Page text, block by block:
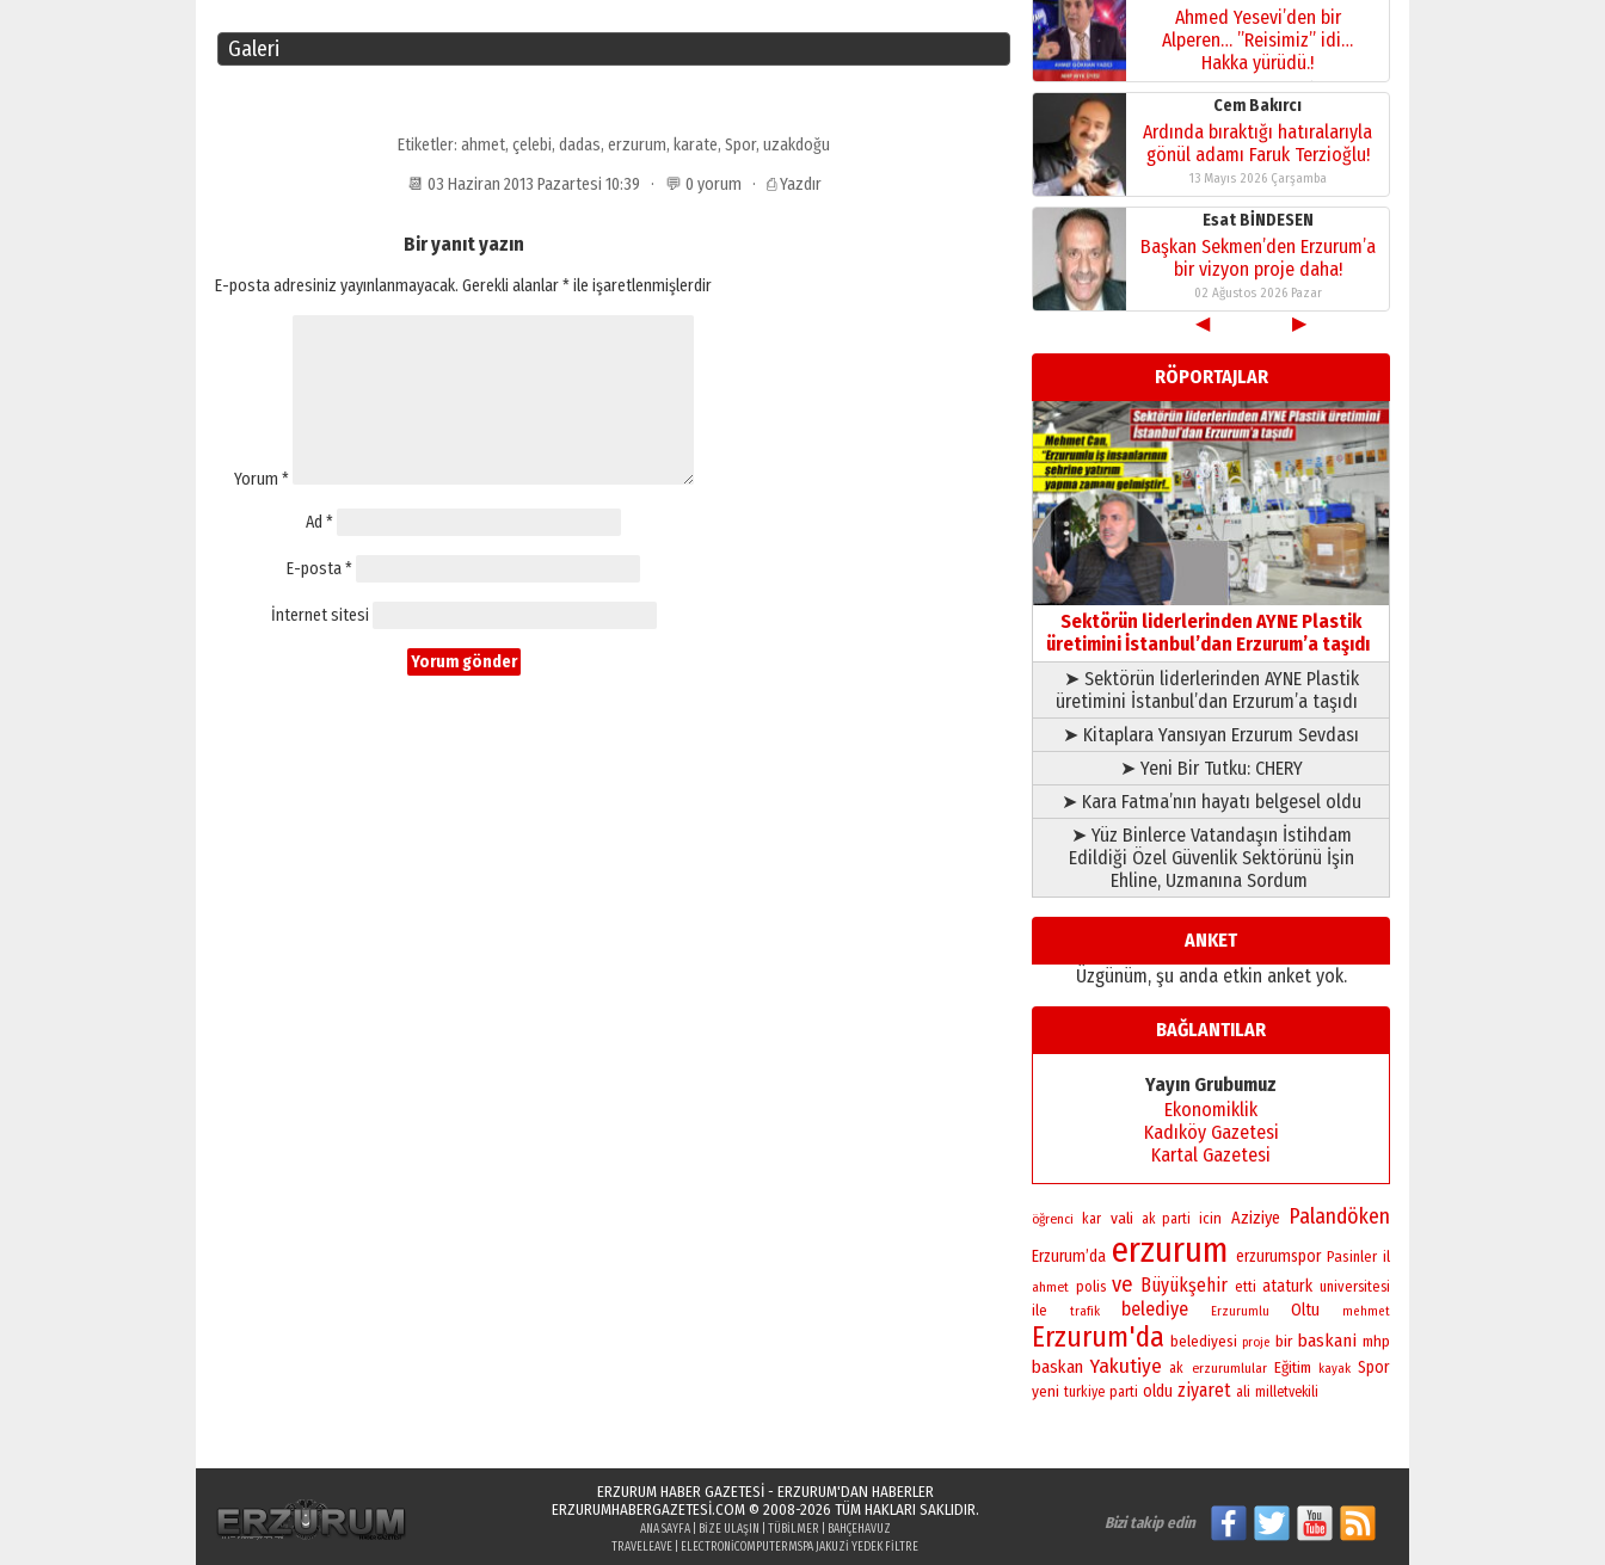
Galeri
Etiketler: ahmet, çelebi, dadas, erzurum, karate, Spor, uzakdoğu
📆 03 Haziran 2013 Pazartesi 10:39 · 💬 0 yorum · ⎙ Yazdır
Bir yanıt yazın
E-posta adresiniz yayınlanmayacak. Gerekli alanlar*ile işaretlenmişlerdir
Yorum *
Ad *
E-posta*
İnternet sitesi
Kenan GÜLERCİ
Murat Şahsuvaroğlu ERKON’da
çıtayı yukarı taşırken,
yönetimdekiler aşağı
çekmemeli!
17 Şubat 2026 SalıOrhan BOZKURT
Bir fotoğraf, bir şehir, bir
gazeteci… Dizginler kimin
elinde?
31 Mart 2026 Salı
A. Berhan Yılmaz
BİR BÖLÜM DEĞİL, BİR ÖMÜR
SEÇİYORSUNUZ… “NEDEN
ATATÜRK ÜNİVERSİTESİ?”
28 Temmuz 2026 Salı
Ahmet Gökhan YAZICI
Ahmed Yesevi’den bir
Alperen… ”Reisimiz” idi…
Hakka yürüdü.!
26 Mart 2026 Perşembe
Cem Bakırcı
Ardında bıraktığı hatıralarıyla
gönül adamı Faruk Terzioğlu!
13 Mayıs 2026 Çarşamba
Esat BİNDESEN
Başkan Sekmen’den Erzurum’a
bir vizyon proje daha!
02 Ağustos 2026 Pazar
◀ ▶
RÖPORTAJLAR
Sektörün liderlerinden AYNE Plastik
üretimini İstanbul’dan Erzurum’a taşıdı
➤ Sektörün liderlerinden AYNE Plastik
üretimini İstanbul’dan Erzurum’a taşıdı
➤ Kitaplara Yansıyan Erzurum Sevdası
➤ Yeni Bir Tutku: CHERY
➤ Kara Fatma’nın hayatı belgesel oldu
➤ Yüz Binlerce Vatandaşın İstihdam
Edildiği Özel Güvenlik Sektörünü İşin
Ehline, Uzmanına Sordum
ANKET
Üzgünüm, şu anda etkin anket yok.
BAĞLANTILAR
Yayın Grubumuz
Ekonomiklik
Kadıköy Gazetesi
Kartal Gazetesi
öğrenci kar vali ak parti icin Aziziye Palandöken
Erzurum’da erzurum erzurumspor Pasinler il
ahmet polis ve Büyükşehir etti ataturk universitesi
ile
trafik belediye Erzurumlu Oltu mehmet
Erzurum'da belediyesi proje bir baskani mhp
baskan Yakutiye ak erzurumlular Eğitim kayak Spor
yeni turkiye parti oldu ziyaret ali milletvekili
ERZURUM HABER GAZETESİ - ERZURUM'DAN HABERLER
ERZURUMHABERGAZETESI.COM© 2008-2026 TÜM HAKLARI SAKLIDIR.
ANA SAYFA| BIZE ULAŞIN TÜBILMER
BAHÇEHAVUZ
TRAVELEAVE
ELECTRONICOMPUTERMSPA JAKUZI YEDEK FILTRE
Bizi takip edin